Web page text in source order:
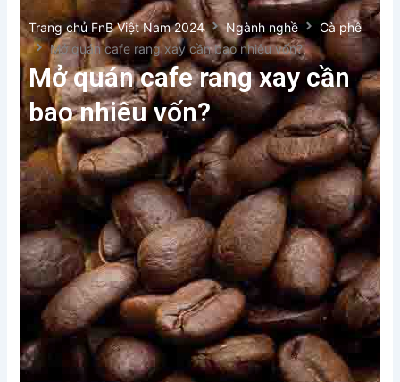
Trang chủ FnB Việt Nam 2024 Ngành nghề
Cà phê
Mở quán cafe rang xay cần bao nhiêu vốn?
Mở quán cafe rang xay cần
bao nhiêu vốn?